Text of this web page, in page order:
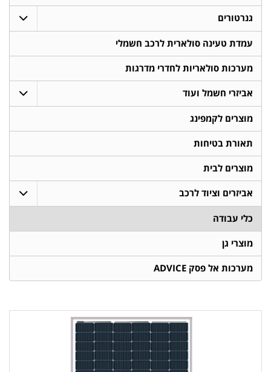
גנרטורים
עמדת טעינה סולארית לרכב חשמלי
מערכות סולאריות לחדרי מדרגות
אביזרי חשמל ועוד
מוצרים לקמפינג
תאורת בטיחות
מוצרים לבית
אביזרים וציוד לרכב
כלי עבודה
מוצרי גן
מערכות אל פסק ADVICE